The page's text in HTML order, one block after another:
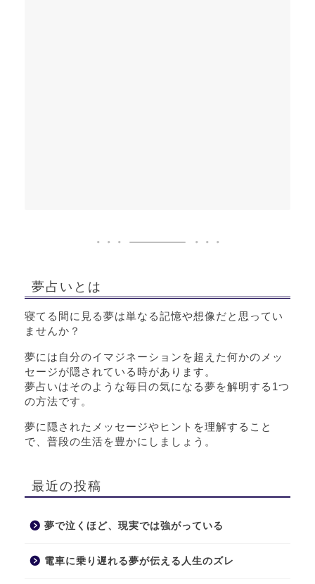
夢占いとは
寝てる間に見る夢は単なる記憶や想像だと思ってい
ませんか？
夢には自分のイマジネーションを超えた何かのメッ
セージが隠されている時があります。
夢占いはそのような毎日の気になる夢を解明する1つ
の方法です。
夢に隠されたメッセージやヒントを理解すること
で、普段の生活を豊かにしましょう。
最近の投稿
夢で泣くほど、現実では強がっている
電車に乗り遅れる夢が伝える人生のズレ